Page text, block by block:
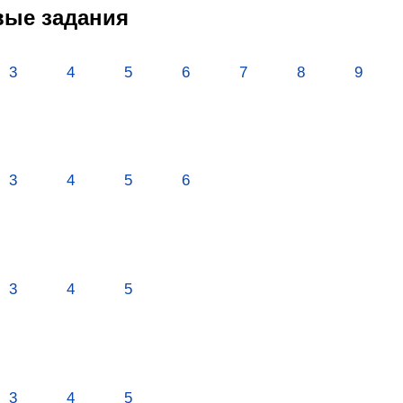
задания
3 4 5 6 7 8 9
3 4 5 6
3 4 5
3 4 5